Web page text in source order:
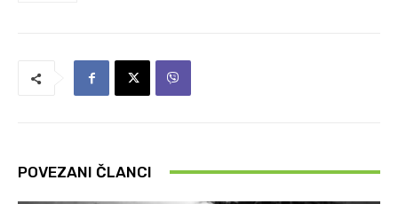
POVEZANI ČLANCI